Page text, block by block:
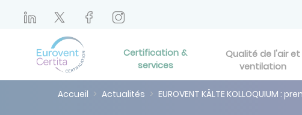
Certification &
services
Qualité de l'air et
ventilation
Accueil Actualités EUROVENT KÄLTE KOLLOQUIUM :